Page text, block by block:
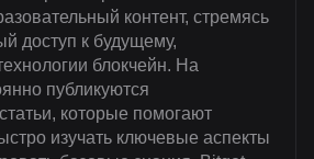
контент, стремясь
доступ к будущему,
блокчейн. На
публикуются
которые помогают
изучать ключевые аспекты